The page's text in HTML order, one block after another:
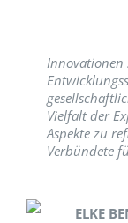
Vielfalt der
Aspekte zu
Verbündete
ELKE